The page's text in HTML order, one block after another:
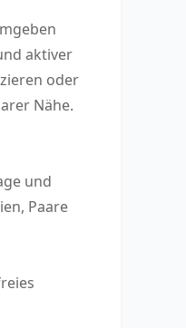
aktiver
oder
Nähe.
und
Paare